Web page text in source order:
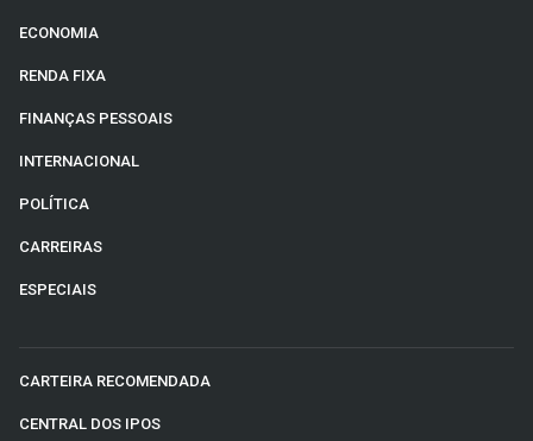
ECONOMIA
RENDA FIXA
FINANÇAS PESSOAIS
INTERNACIONAL
POLÍTICA
CARREIRAS
ESPECIAIS
CARTEIRA RECOMENDADA
CENTRAL DOS IPOS